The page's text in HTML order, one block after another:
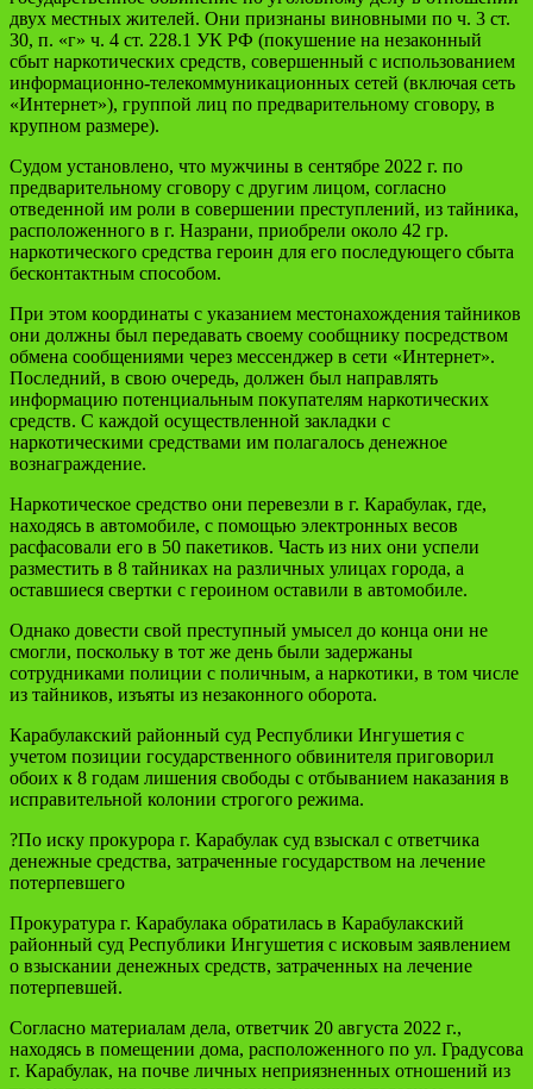
двух местных жителей. Они признаны виновными по ч. 3 ст.
30, п. «г» ч. 4 ст. 228.1 УК РФ (покушение на незаконный
сбыт наркотических средств, совершенный с использованием
информационно-телекоммуникационных сетей (включая сеть
«Интернет»), группой лиц по предварительному сговору, в
крупном размере).
Судом установлено, что мужчины в сентябре 2022 г. по
предварительному сговору с другим лицом, согласно
отведенной им роли в совершении преступлений, из тайника,
расположенного в г. Назрани, приобрели около 42 гр.
наркотического средства героин для его последующего сбыта
бесконтактным способом.
При этом координаты с указанием местонахождения тайников
они должны был передавать своему сообщнику посредством
обмена сообщениями через мессенджер в сети «Интернет».
Последний, в свою очередь, должен был направлять
информацию потенциальным покупателям наркотических
средств. С каждой осуществленной закладки с
наркотическими средствами им полагалось денежное
вознаграждение.
Наркотическое средство они перевезли в г. Карабулак, где,
находясь в автомобиле, с помощью электронных весов
расфасовали его в 50 пакетиков. Часть из них они успели
разместить в 8 тайниках на различных улицах города, а
оставшиеся свертки с героином оставили в автомобиле.
Однако довести свой преступный умысел до конца они не
смогли, поскольку в тот же день были задержаны
сотрудниками полиции с поличным, а наркотики, в том числе
из тайников, изъяты из незаконного оборота.
Карабулакский районный суд Республики Ингушетия с
учетом позиции государственного обвинителя приговорил
обоих к 8 годам лишения свободы с отбыванием наказания в
исправительной колонии строгого режима.
?По иску прокурора г. Карабулак суд взыскал с ответчика
денежные средства, затраченные государством на лечение
потерпевшего
Прокуратура г. Карабулака обратилась в Карабулакский
районный суд Республики Ингушетия с исковым заявлением
о взыскании денежных средств, затраченных на лечение
потерпевшей.
Согласно материалам дела, ответчик 20 августа 2022 г.,
находясь в помещении дома, расположенного по ул. Градусова
г. Карабулак, на почве личных неприязненных отношений из